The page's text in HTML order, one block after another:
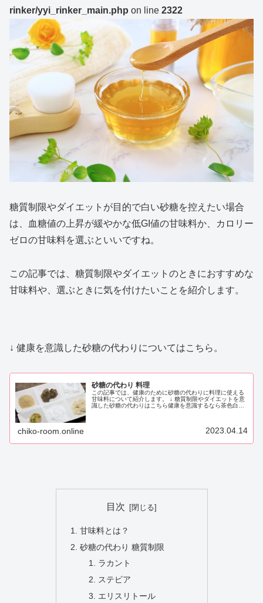
rinker/yyi_rinker_main.php on line 2322
糖質制限やダイエットが目的で白い砂糖を控えたい場合
は、血糖値の上昇が緩やかな低GI値の甘味料か、カロリー
ゼロの甘味料を選ぶといいですね。
この記事では、糖質制限やダイエットのときにおすすめな
甘味料や、選ぶときに気を付けたいことを紹介します。
↓ 健康を意識した砂糖の代わりについてはこちら。
砂糖の代わり 料理
この記事では、健康のために砂糖の代わりに料理に使える
甘味料について紹介します。 ↓ 糖質制限やダイエットを意
識した砂糖の代わりはこちら健康を意識するなら茶色白い
chiko-room.online 2023.04.14
目次
甘味料とは？
砂糖の代わり 糖質制限
ラカント
ステビア
エリスリトール